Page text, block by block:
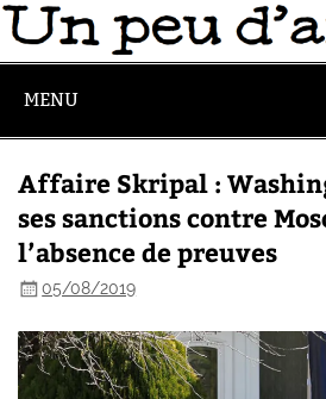
MENU
Affaire Skripal :
ses sanctions contre
l’absence de preuves
05/08/2019